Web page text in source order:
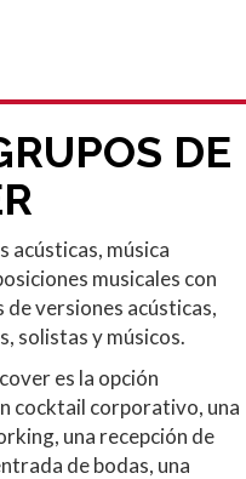
DE
acústicas, música
musicales con
versiones acústicas,
solistas y músicos.
es la opción
cocktail corporativo, una
una recepción de
de bodas, una